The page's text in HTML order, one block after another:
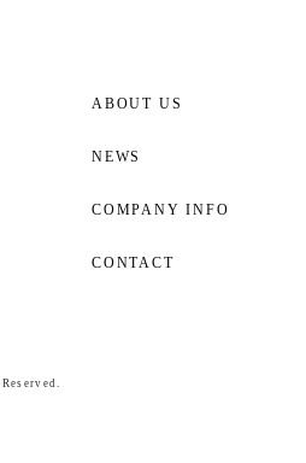
ABOUT US
NEWS
COMPANY INFO
CONTACT